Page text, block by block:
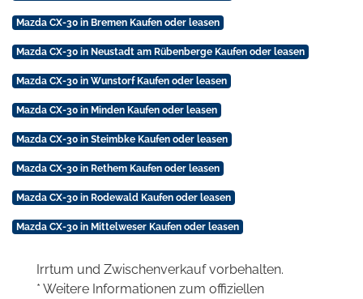
Mazda CX-30 in Bremen Kaufen oder leasen
Mazda CX-30 in Neustadt am Rübenberge Kaufen oder leasen
Mazda CX-30 in Wunstorf Kaufen oder leasen
Mazda CX-30 in Minden Kaufen oder leasen
Mazda CX-30 in Steimbke Kaufen oder leasen
Mazda CX-30 in Rethem Kaufen oder leasen
Mazda CX-30 in Rodewald Kaufen oder leasen
Mazda CX-30 in Mittelweser Kaufen oder leasen
Irrtum und Zwischenverkauf vorbehalten.
* Weitere Informationen zum offiziellen